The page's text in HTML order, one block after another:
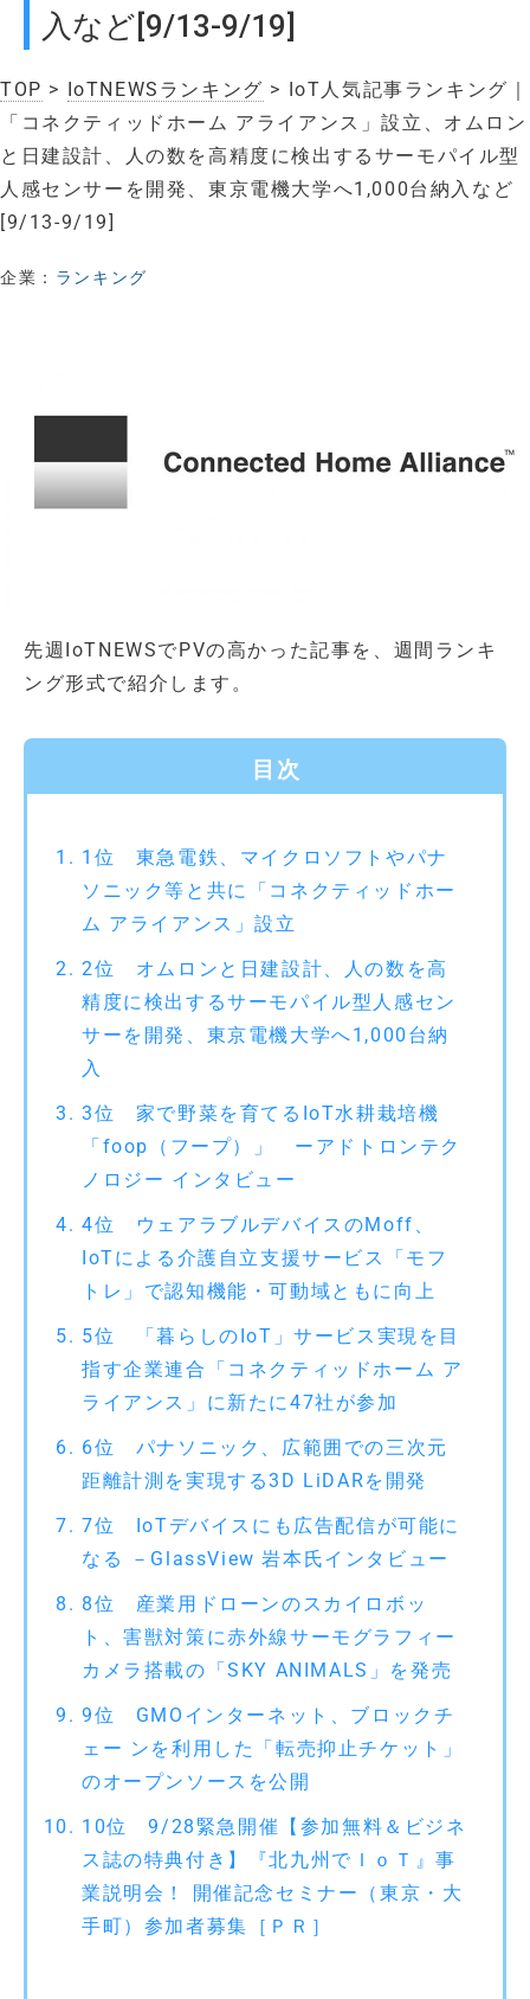
入など[9/13-9/19]
TOP > IoTNEWSランキング > IoT人気記事ランキング｜
「コネクティッドホーム アライアンス」設立、オムロン
と日建設計、人の数を高精度に検出するサーモパイル型
人感センサーを開発、東京電機大学へ1,000台納入など
[9/13-9/19]
企業： ランキング
先週IoTNEWSでPVの高かった記事を、週間ランキ
ング形式で紹介します。
目次
1位 東急電鉄、マイクロソフトやパナ
ソニック等と共に「コネクティッドホー
ム アライアンス」設立
2位 オムロンと日建設計、人の数を高
精度に検出するサーモパイル型人感セン
サーを開発、東京電機大学へ1,000台納
入
3位 家で野菜を育てるIoT水耕栽培機
「foop（フープ）」 ーアドトロンテク
ノロジー インタビュー
4位 ウェアラブルデバイスのMoff、
IoTによる介護自立支援サービス「モフ
トレ」で認知機能・可動域ともに向上
5位 「暮らしのIoT」サービス実現を目
指す企業連合「コネクティッドホーム ア
ライアンス」に新たに47社が参加
6位 パナソニック、広範囲での三次元
距離計測を実現する3D LiDARを開発
7位 IoTデバイスにも広告配信が可能に
なる －GlassView 岩本氏インタビュー
8位 産業用ドローンのスカイロボッ
ト、害獣対策に赤外線サーモグラフィー
カメラ搭載の「SKY ANIMALS」を発売
9位 GMOインターネット、ブロックチ
ェー ンを利用した「転売抑止チケット」
のオープンソースを公開
10位 9/28緊急開催【参加無料＆ビジネ
ス誌の特典付き】『北九州でＩｏＴ』事
業説明会！ 開催記念セミナー（東京・大
手町）参加者募集［ＰＲ］